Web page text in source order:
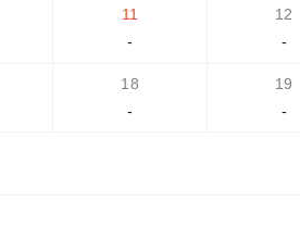
11
-
12
-
18
-
19
-